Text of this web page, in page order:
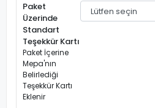
Paket
Üzerinde
Standart
Teşekkür Kartı
Paket İçerine
Mepa'nın
Belirlediği
Teşekkür Kartı
Eklenir